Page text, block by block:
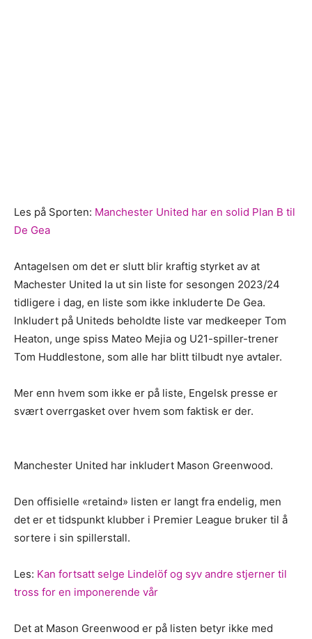
Les på Sporten: Manchester United har en solid Plan B til
De Gea
Antagelsen om det er slutt blir kraftig styrket av at
Machester United la ut sin liste for sesongen 2023/24
tidligere i dag, en liste som ikke inkluderte De Gea.
Inkludert på Uniteds beholdte liste var medkeeper Tom
Heaton, unge spiss Mateo Mejia og U21-spiller-trener
Tom Huddlestone, som alle har blitt tilbudt nye avtaler.
Mer enn hvem som ikke er på liste, Engelsk presse er
svært overrgasket over hvem som faktisk er der.
Manchester United har inkludert Mason Greenwood.
Den offisielle «retaind» listen er langt fra endelig, men
det er et tidspunkt klubber i Premier League bruker til å
sortere i sin spillerstall.
Les: Kan fortsatt selge Lindelöf og syv andre stjerner til
tross for en imponerende vår
Det at Mason Greenwood er på listen betyr ikke med